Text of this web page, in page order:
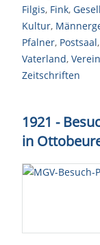
Filgis, Fink,
Kultur,
Pfalner, Postsaal,
Vaterland,
Zeitschriften
1921 -
in